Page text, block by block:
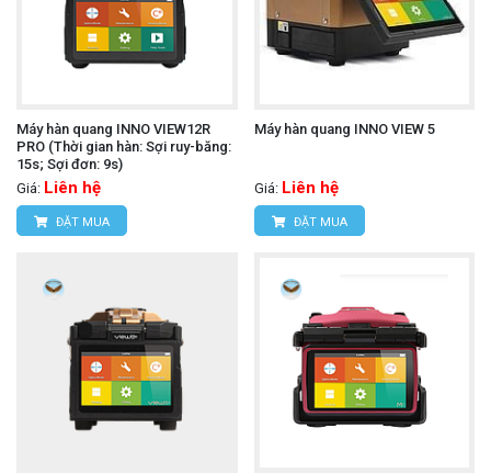
Máy hàn quang INNO VIEW12R
PRO (Thời gian hàn: Sợi ruy-băng:
15s; Sợi đơn: 9s)
Giá: Liên hệ
ĐẶT MUA
Máy hàn quang INNO VIEW 5
Giá: Liên hệ
ĐẶT MUA